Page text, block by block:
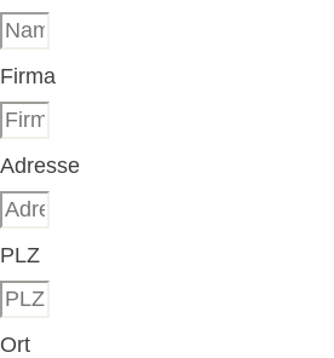
Firma
Adresse
PLZ
Ort